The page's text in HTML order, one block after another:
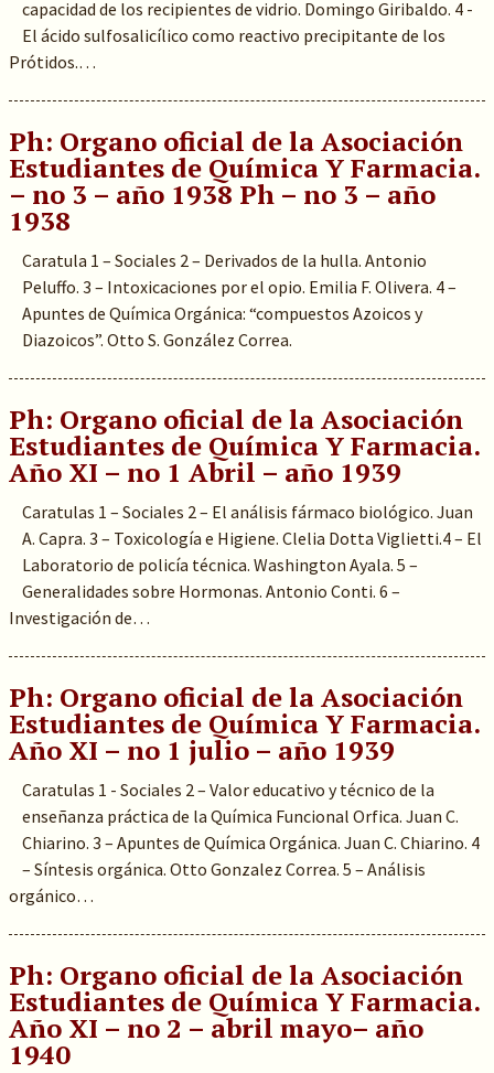
capacidad de los recipientes de vidrio. Domingo Giribaldo. 4 -
El ácido sulfosalicílico como reactivo precipitante de los
Prótidos.…
Ph: Organo oficial de la Asociación
Estudiantes de Química Y Farmacia.
– no 3 – año 1938 Ph – no 3 – año
1938
Caratula 1 – Sociales 2 – Derivados de la hulla. Antonio
Peluffo. 3 – Intoxicaciones por el opio. Emilia F. Olivera. 4 –
Apuntes de Química Orgánica: “compuestos Azoicos y
Diazoicos”. Otto S. González Correa.
Ph: Organo oficial de la Asociación
Estudiantes de Química Y Farmacia.
Año XI – no 1 Abril – año 1939
Caratulas 1 – Sociales 2 – El análisis fármaco biológico. Juan
A. Capra. 3 – Toxicología e Higiene. Clelia Dotta Viglietti.4 – El
Laboratorio de policía técnica. Washington Ayala. 5 –
Generalidades sobre Hormonas. Antonio Conti. 6 –
Investigación de…
Ph: Organo oficial de la Asociación
Estudiantes de Química Y Farmacia.
Año XI – no 1 julio – año 1939
Caratulas 1 - Sociales 2 – Valor educativo y técnico de la
enseñanza práctica de la Química Funcional Orfica. Juan C.
Chiarino. 3 – Apuntes de Química Orgánica. Juan C. Chiarino. 4
– Síntesis orgánica. Otto Gonzalez Correa. 5 – Análisis
orgánico…
Ph: Organo oficial de la Asociación
Estudiantes de Química Y Farmacia.
Año XI – no 2 – abril mayo– año
1940